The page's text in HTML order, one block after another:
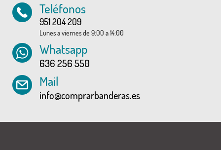
Teléfonos
951 204 209
Lunes a viernes de 9:00 a 14:00
Whatsapp
636 256 550
Mail
info@comprarbanderas.es